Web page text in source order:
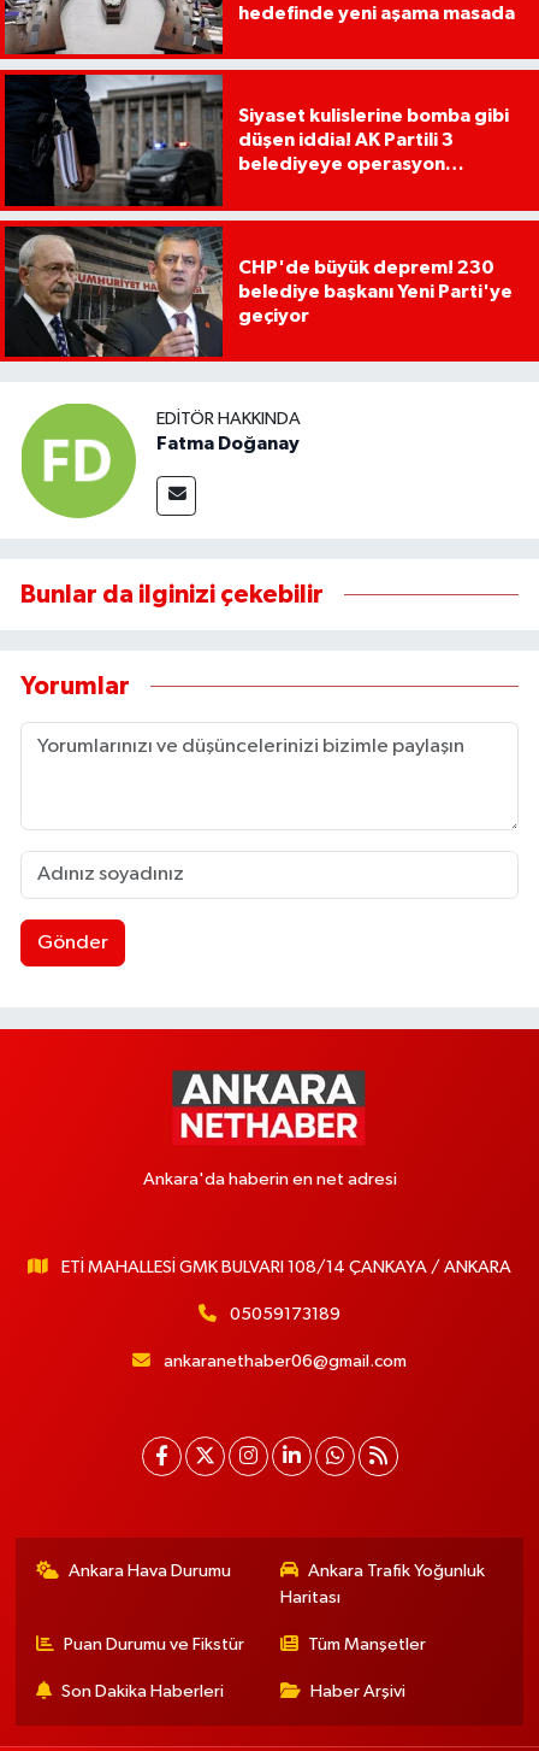
hedefinde yeni aşama masada
Siyaset kulislerine bomba gibi
düşen iddia! AK Partili 3
belediyeye operasyon
CHP'de büyük deprem! 230
belediye başkanı Yeni Parti'ye
geçiyor
EDITÖR HAKKINDA
Fatma Doğanay
Bunlar da ilginizi çekebilir
Yorumlar
Gönder
Ankara'da haberin en net adresi
ETİ MAHALLESİ GMK BULVARI 108/14 ÇANKAYA / ANKARA
05059173189
ankaranethaber06@gmail.com
Ankara Hava Durumu
Ankara Trafik Yoğunluk
Haritası
Puan Durumu ve Fikstür Tüm Manşetler
Son Dakika Haberleri Haber Arşivi